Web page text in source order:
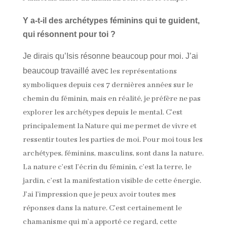
Y a-t-il des archétypes féminins qui te guident,
qui résonnent pour toi ?
Je dirais qu’Isis résonne beaucoup pour moi. J’ai
beaucoup travaillé avecles représentations
symboliques depuis ces 7 dernières années sur le
chemin du féminin, mais en réalité, je préfère ne pas
explorer les archétypes depuis le mental. C’est
principalement la Nature qui me permet de vivre et
ressentir toutes les parties de moi. Pour moi tous les
archétypes, féminins, masculins, sont dans la nature.
La nature c’est l’écrin du féminin, c’est la terre, le
jardin, c’est la manifestation visible de cette énergie.
J’ai l’impression que je peux avoir toutes mes
réponses dans la nature. C’est certainement le
chamanisme qui m’a apporté ce regard, cette